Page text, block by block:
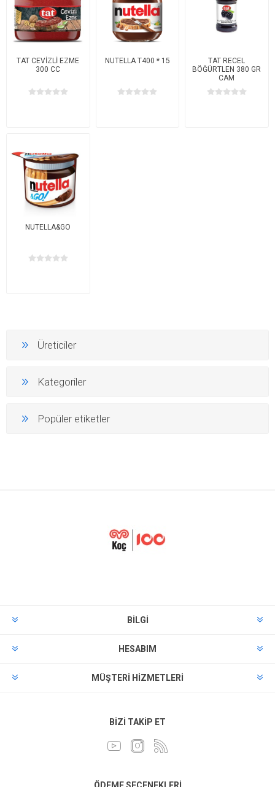
TAT CEVİZLİ EZME
300 CC
NUTELLA T400 * 15
TAT RECEL
BÖĞÜRTLEN 380 GR
CAM
NUTELLA&GO
Üreticiler
Kategoriler
Popüler etiketler
BILGI
HESABIM
MÜŞTERI HIZMETLERI
BIZI TAKIP ET